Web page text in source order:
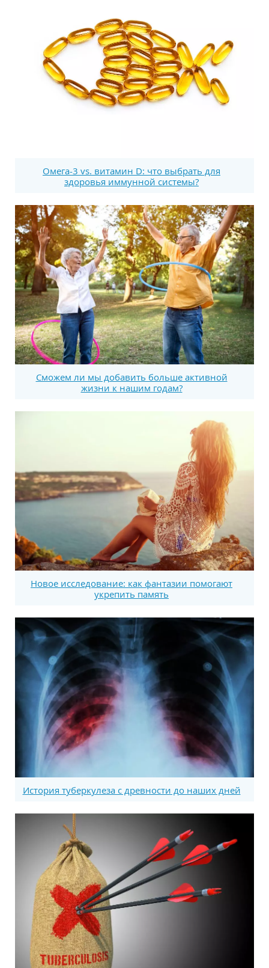
Омега-3 vs. витамин D: что выбрать для
здоровья иммунной системы?
Сможем ли мы добавить больше активной
жизни к нашим годам?
Новое исследование: как фантазии помогают
укрепить память
История туберкулеза с древности до наших дней